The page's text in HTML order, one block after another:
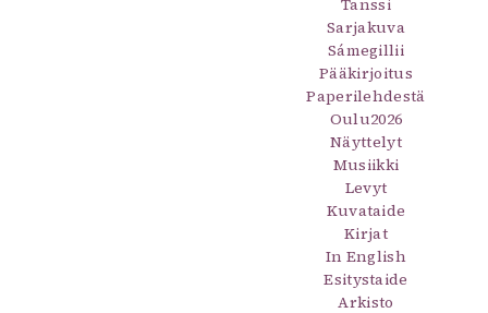
Sarjakuva
Sámegillii
Pääkirjoitus
Paperilehdestä
Oulu2026
Näyttelyt
Musiikki
Levyt
Kuvataide
Kirjat
In English
Esitystaide
Arkisto